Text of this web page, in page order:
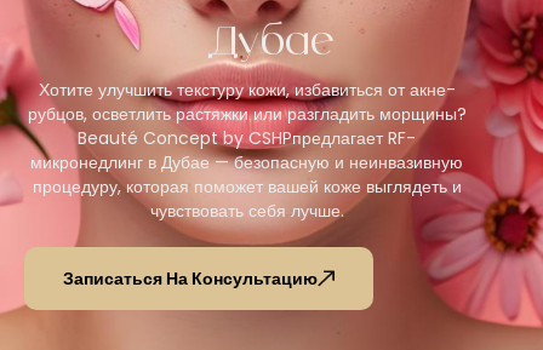
Дубае
Хотите улучшить текстуру кожи, избавиться от акне-
рубцов, осветлить растяжки или разгладить морщины?
Beauté Concept by CSHPпредлагает RF-
микронедлинг в Дубае — безопасную и неинвазивную
процедуру, которая поможет вашей коже выглядеть и
чувствовать себя лучше.
Записаться На Консультацию